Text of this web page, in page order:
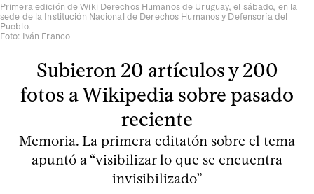
Primera edición de Wiki Derechos Humanos de Uruguay, el sábado, en la
sede de la Institución Nacional de Derechos Humanos y Defensoría del
Pueblo.
Foto: Iván Franco
Subieron 20 artículos y 200
fotos a Wikipedia sobre pasado
reciente
Memoria. La primera editatón sobre el tema
apuntó a “visibilizar lo que se encuentra
invisibilizado”